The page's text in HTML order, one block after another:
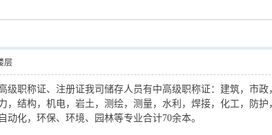
层
级职称证、注册证我司储存人员有中高级职称证：建筑，市
，结构，机电，岩土，测绘，测量，水利，焊接，化工，防
动化，环保、环境、园林等专业合计70余本。